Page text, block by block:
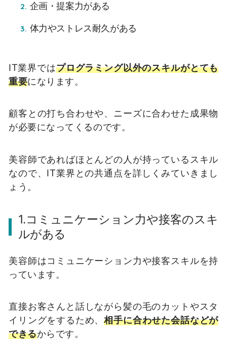
企画・提案力がある
体力やストレス耐久がある
IT業界ではプログラミング以外のスキルがとても
重要になります。
顧客との打ち合わせや、ニーズに合わせた成果物
が必要になってくるのです。
美容師であればほとんどの人が持っているスキル
なので、IT業界との共通点を詳しくみていきまし
ょう。
1.コミュニケーション力や接客のスキ
ルがある
美容師はコミュニケーション力や接客スキルを持
っています。
直接お客さんと話しながら髪の毛のカットやスタ
イリングをするため、相手に合わせた会話などが
できるからです。